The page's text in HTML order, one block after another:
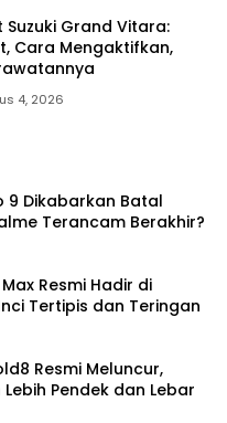
Grand Vitara:
Cara Mengaktifkan,
4, 2026
9 Dikabarkan Batal
Terancam Berakhir?
Resmi Hadir di
Tertipis dan Teringan
Resmi Meluncur,
Pendek dan Lebar